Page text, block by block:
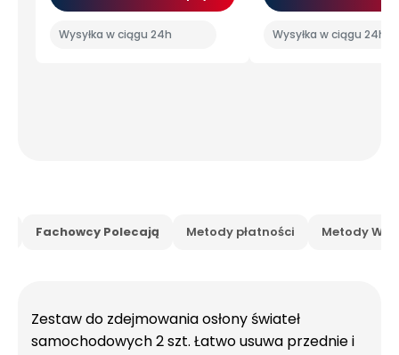
Wysyłka w ciągu 24h Wysyłka w ciągu 24h
Fachowcy Polecają Metody płatności Metody
Zestaw do zdejmowania osłony świateł
samochodowych 2 szt. Łatwo usuwa przednie i